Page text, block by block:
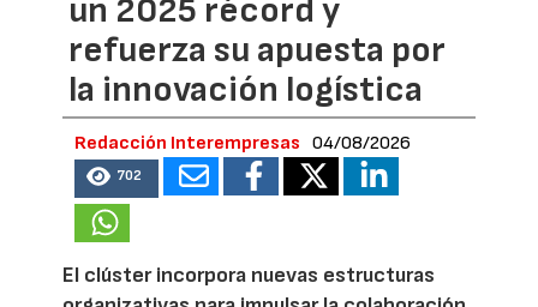
un 2025 récord y
refuerza su apuesta por
la innovación logística
Redacción Interempresas 04/08/2026
702
El clúster incorpora nuevas estructuras